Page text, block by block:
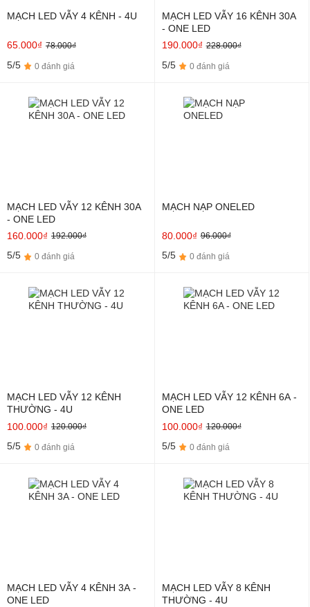
MẠCH LED VẪY 4 KÊNH - 4U
65.000₫ 78.000₫
5/5 0 đánh giá
MẠCH LED VẪY 16 KÊNH 30A
- ONE LED
190.000₫ 228.000₫
5/5 0 đánh giá
MẠCH LED VẪY 12 KÊNH 30A
- ONE LED
160.000₫ 192.000₫
5/5 0 đánh giá
MẠCH NẠP ONELED
80.000₫ 96.000₫
5/5 0 đánh giá
MẠCH LED VẪY 12 KÊNH
THƯỜNG - 4U
100.000₫ 120.000₫
5/5 0 đánh giá
MẠCH LED VẪY 12 KÊNH 6A -
ONE LED
100.000₫ 120.000₫
5/5 0 đánh giá
MẠCH LED VẪY 4 KÊNH 3A -
ONE LED
MẠCH LED VẪY 8 KÊNH
THƯỜNG - 4U